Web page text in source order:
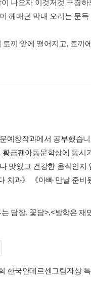
나오자 이것저것 구경
매던 막내 오리는 문
끼 앞에 떨어지고, 토끼
예창작과에서 공부했습
금펜아동문학상에 동
맛있고 건강한 음식인
치과》 《아빠 만날 준
담장, 꽃담>,<방학은 재
한국안데르센그림자상